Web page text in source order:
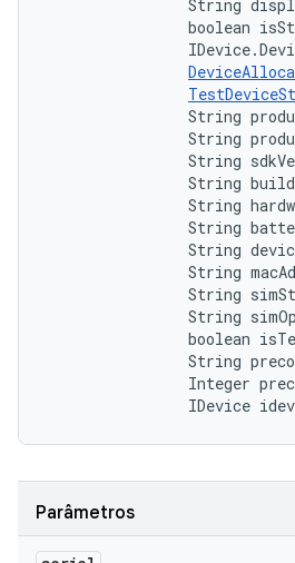
String
boolean
String
String
String
String
String
String
String
String
String
String
boolean
String
Integer
IDevice
Parâmetros